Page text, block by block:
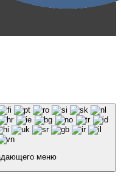
galaktika64.ru